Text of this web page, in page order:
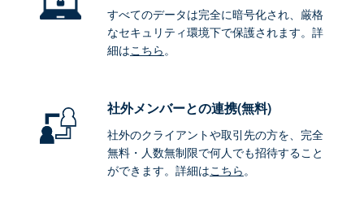
すべてのデータは完全に暗号化され、厳格
なセキュリティ環境下で保護されます。詳
細はこちら。
社外メンバーとの連携(無料)
社外のクライアントや取引先の方を、完全
無料・人数無制限で何人でも招待すること
ができます。詳細はこちら。